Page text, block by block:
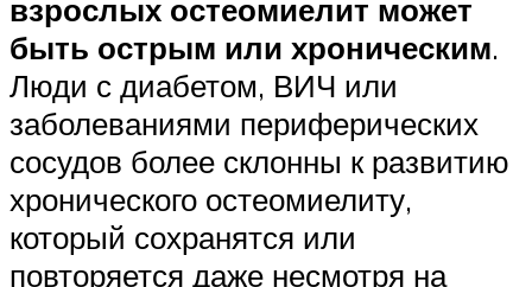
взрослых остеомиелит может
быть острым или хроническим.
Люди с диабетом, ВИЧ или
заболеваниями периферических
сосудов более склонны к развитию
хронического остеомиелиту,
который сохранятся или
повторяется даже несмотря на